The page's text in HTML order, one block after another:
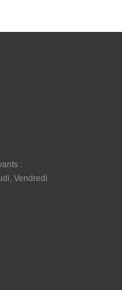
:
Vendredi